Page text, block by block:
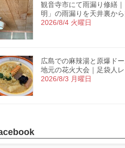
観音寺市にて雨漏り修繕
明」の雨漏りを天井裏か
2026/8/4 火曜日
広島での麻辣湯と原爆ド
地元の花火大会｜足袋人
2026/8/3 月曜日